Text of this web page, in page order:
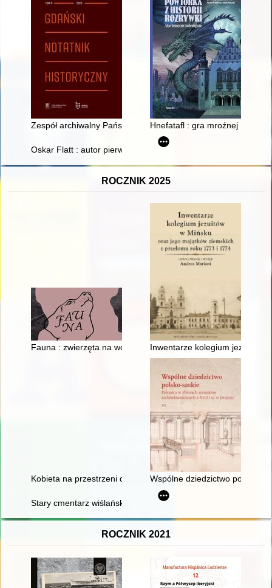
Zespół archiwalny Państwowej Instytucji Filmowej Neptun
Hnefatafl : gra mroźnej Północy
Oskar Flatt : autor pierwszego przewodnika po Łodzi : 1853 :
ROCZNIK 2025
Fauna : zwierzęta na wojnie i ich ludzie = animals at war and
Inwentarze kolegium jezuitów
Kobieta na przestrzeni dziejów. T. 7Wspólne dziedzictwo polsko-
Stary cmentarz wiślański. T. 2,
ROCZNIK 2021